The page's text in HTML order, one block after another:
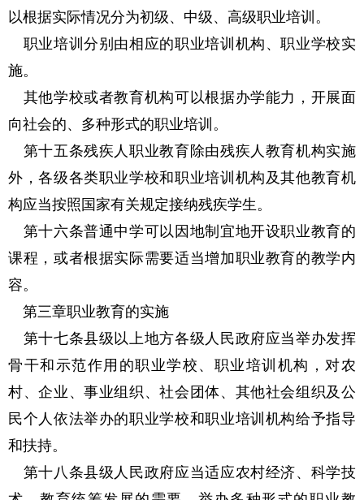
以根据实际情况分为初级、中级、高级职业培训。
职业培训分别由相应的职业培训机构、职业学校实
施。
其他学校或者教育机构可以根据办学能力，开展面
向社会的、多种形式的职业培训。
第十五条残疾人职业教育除由残疾人教育机构实施
外，各级各类职业学校和职业培训机构及其他教育机
构应当按照国家有关规定接纳残疾学生。
第十六条普通中学可以因地制宜地开设职业教育的
课程，或者根据实际需要适当增加职业教育的教学内
容。
第三章职业教育的实施
第十七条县级以上地方各级人民政府应当举办发挥
骨干和示范作用的职业学校、职业培训机构，对农
村、企业、事业组织、社会团体、其他社会组织及公
民个人依法举办的职业学校和职业培训机构给予指导
和扶持。
第十八条县级人民政府应当适应农村经济、科学技